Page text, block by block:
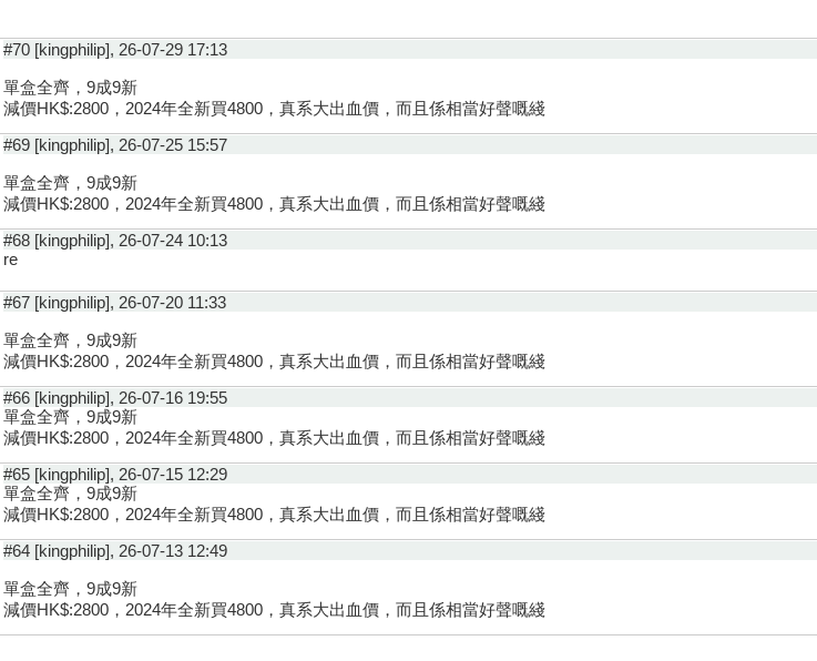
#70 [kingphilip], 26-07-29 17:13
單盒全齊，9成9新
減價HK$:2800，2024年全新買4800，真系大出血價，而且係相當好聲嘅綫
#69 [kingphilip], 26-07-25 15:57
單盒全齊，9成9新
減價HK$:2800，2024年全新買4800，真系大出血價，而且係相當好聲嘅綫
#68 [kingphilip], 26-07-24 10:13
re
#67 [kingphilip], 26-07-20 11:33
單盒全齊，9成9新
減價HK$:2800，2024年全新買4800，真系大出血價，而且係相當好聲嘅綫
#66 [kingphilip], 26-07-16 19:55
單盒全齊，9成9新
減價HK$:2800，2024年全新買4800，真系大出血價，而且係相當好聲嘅綫
#65 [kingphilip], 26-07-15 12:29
單盒全齊，9成9新
減價HK$:2800，2024年全新買4800，真系大出血價，而且係相當好聲嘅綫
#64 [kingphilip], 26-07-13 12:49
單盒全齊，9成9新
減價HK$:2800，2024年全新買4800，真系大出血價，而且係相當好聲嘅綫